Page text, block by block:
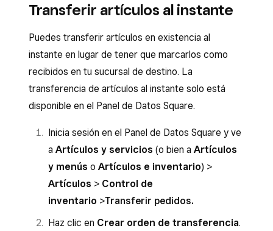
Órdenes de transferencia.
Haz clic en la orden de transferencia que
quieras editar y, a continuación, en Editar
Cuando hayas finalizado todas las
modificaciones, haz clic enGuardar.
se transfiere para que sea inferior a la cantidad
de artículos que ya se ha recibido en el destino
de la orden de transferencia.
ve aArtículos>Control de inventario>
Haz clic en la orden de transferencia que
quieras recibir y, luego, en Recibir
artículos
Ajusta las cantidades de artículos recibidos
Haz clic en
Confirmar
Para recibir un pedido de transferencia desde la
aplicación de punto de venta, sigue estos pasos:
Transferir artículos al instante
Puedes transferir artículos en existencia al
instante en lugar de tener que marcarlos como
recibidos en tu sucursal de destino. La
transferencia de artículos al instante solo está
disponible en el Panel de Datos Square.
Inicia sesión en el Panel de Datos Square y ve
a Artículos y servicios (o bien a Artículos
y menús o Artículos e inventario) >
Artículos > Control de
inventario >Transferir pedidos.
Haz clic en Crear orden de transferencia.